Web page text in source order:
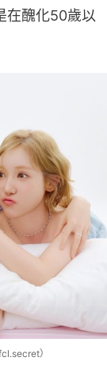
在醜化50歲以
）